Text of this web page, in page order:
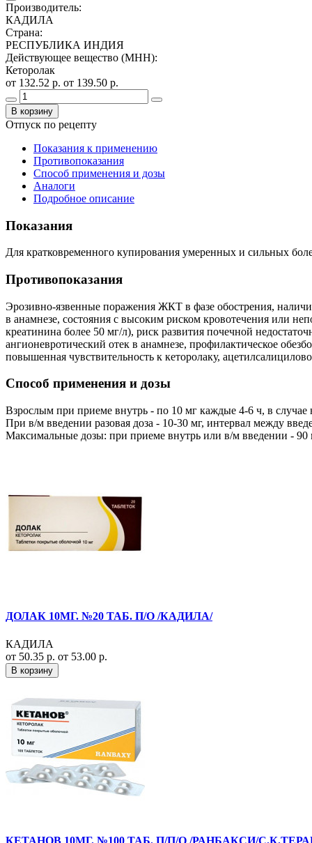
Производитель:
КАДИЛА
Страна:
РЕСПУБЛИКА ИНДИЯ
Действующее вещество (МНН):
Кеторолак
от 132.52 р. от 139.50 р.
В корзину
Отпуск по рецепту
Показания к применению
Противопоказания
Способ применения и дозы
Аналоги
Подробное описание
Показания
Для кратковременного купирования умеренных и сильных
Противопоказания
Эрозивно-язвенные поражения ЖКТ в фазе обострения,
в анамнезе, состояния с высоким риском кровотечения или
креатинина более 50 мг/л), риск развития почечной
ангионевротический отек в анамнезе, профилактическое
повышенная чувствительность к кеторолаку,
Способ применения и дозы
Взрослым при приеме внутрь - по 10 мг каждые 4-6 ч, в случае
При в/м введении разовая доза - 10-30 мг, интервал между
Максимальные дозы: при приеме внутрь или в/м введении - 90
ДОЛАК 10МГ. №20 ТАБ. П/О /КАДИЛА/
КАДИЛА
от 50.35 р. от 53.00 р.
В корзину
КЕТАНОВ 10МГ. №100 ТАБ. П/П/О /РАНБАКСИ/